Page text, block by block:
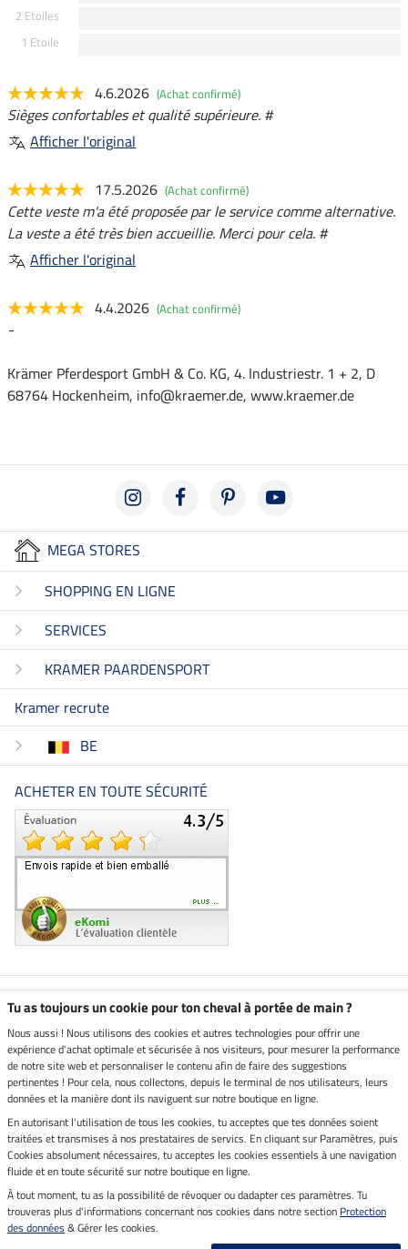
2 Etoiles
1 Etoile
4.6.2026 (Achat confirmé)
Sièges confortables et qualité supérieure. #
Afficher l'original
17.5.2026 (Achat confirmé)
Cette veste m'a été proposée par le service comme alternative.
La veste a été très bien accueillie. Merci pour cela. #
Afficher l'original
4.4.2026 (Achat confirmé)
-
Krämer Pferdesport GmbH & Co. KG, 4. Industriestr. 1 + 2, D
68764 Hockenheim, info@kraemer.de, www.kraemer.de
MEGA STORES
SHOPPING EN LIGNE
SERVICES
KRAMER PAARDENSPORT
Kramer recrute
BE
ACHETER EN TOUTE SÉCURITÉ
Boutique climatiquement
Livraison par
Paiement sécurisé
Mentions légales
Tu as toujours un cookie pour ton cheval à portée de main ?
Nous aussi ! Nous utilisons des cookies et autres technologies pour offrir une
expérience d'achat optimale et sécurisée à nos visiteurs, pour mesurer la performance
de notre site web et personnaliser le contenu afin de faire des suggestions
pertinentes ! Pour cela, nous collectons, depuis le terminal de nos utilisateurs, leurs
données et la manière dont ils naviguent sur notre boutique en ligne.
En autorisant l'utilisation de tous les cookies, tu acceptes que tes données soient
traitées et transmises à nos prestataires de servics. En cliquant sur Paramètres, puis
Cookies absolument nécessaires, tu acceptes les cookies essentiels à une navigation
fluide et en toute sécurité sur notre boutique en ligne.
À tout moment, tu as la possibilité de révoquer ou dadapter ces paramètres. Tu
trouveras plus d'informations concernant nos cookies dans notre section Protection
des données & Gérer les cookies.